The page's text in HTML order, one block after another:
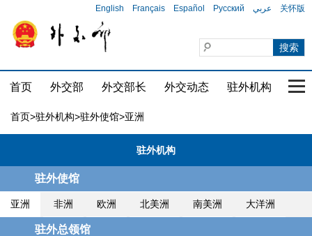
English Français Español Русский عربي 关怀版
首页 外交部 外交部长 外交动态 驻外机构 国
首页>驻外机构>驻外使馆>亚洲
驻外机构
驻外使馆
亚洲 非洲 欧洲 北美洲 南美洲 大洋洲
驻外总领馆